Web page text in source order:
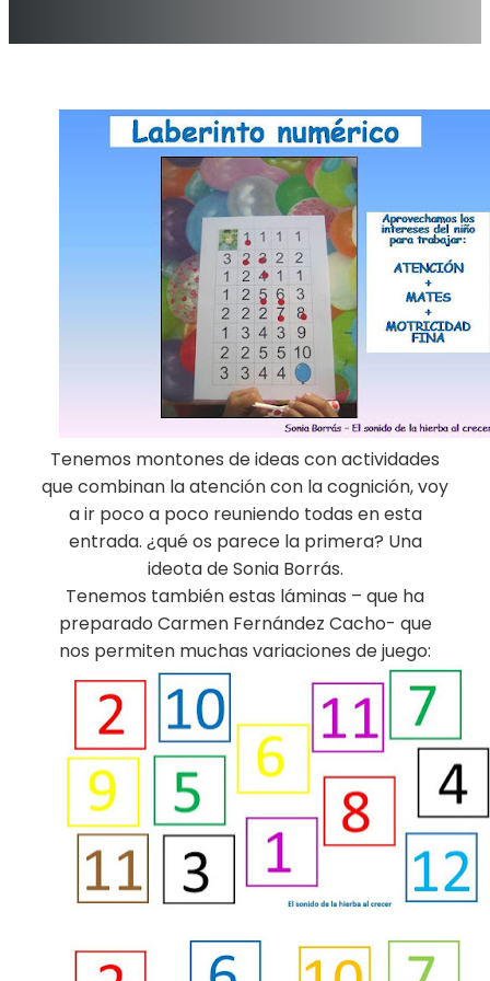
Tenemos montones de ideas con actividades
que combinan la atención con la cognición, voy
a ir poco a poco reuniendo todas en esta
entrada. ¿qué os parece la primera? Una
ideota de Sonia Borrás.
Tenemos también estas láminas – que ha
preparado Carmen Fernández Cacho- que
nos permiten muchas variaciones de juego: